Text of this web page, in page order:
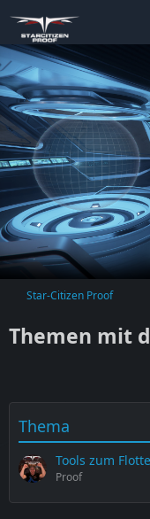
Star-Citizen Proof
Themen mit
Thema
Tools zum
Proof